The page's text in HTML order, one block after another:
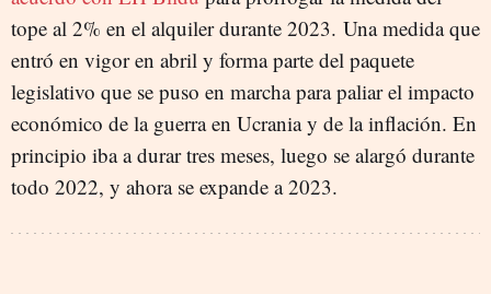
tope al 2% en el alquiler durante 2023. Una medida que
entró en vigor en abril y forma parte del paquete
legislativo que se puso en marcha para paliar el impacto
económico de la guerra en Ucrania y de la inflación. En
principio iba a durar tres meses, luego se alargó durante
todo 2022, y ahora se expande a 2023.